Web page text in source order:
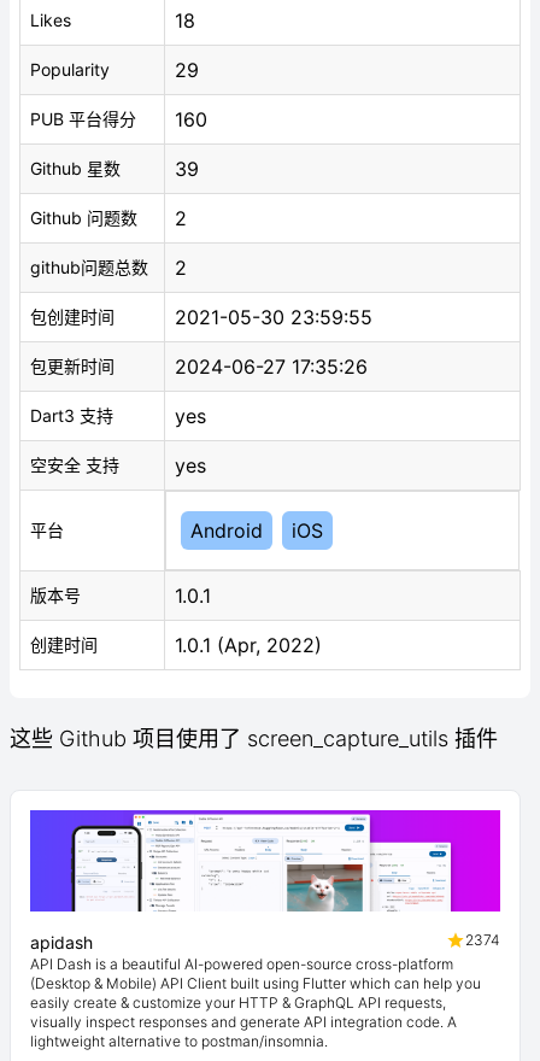
Likes 18
Popularity 29
PUB 平台得分 160
Github 星数 39
Github 问题数 2
github问题总数 2
包创建时间 2021-05-30 23:59:55
包更新时间 2024-06-27 17:35:26
Dart3 支持 yes
空安全 支持 yes
平台 Android iOS
版本号 1.0.1
创建时间 1.0.1 (Apr, 2022)
这些 Github 项目使用了 screen_capture_utils 插件
apidash
2374
API Dash is a beautiful AI-powered open-source cross-platform
(Desktop & Mobile) API Client built using Flutter which can help you
easily create & customize your HTTP & GraphQL API requests,
visually inspect responses and generate API integration code. A
lightweight alternative to postman/insomnia.